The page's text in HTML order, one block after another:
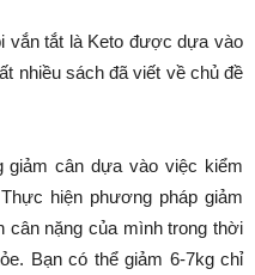
vắn tắt là Keto được dựa vào
nhiều sách đã viết về chủ đề
giảm cân dựa vào việc kiểm
hiện phương pháp giảm
cân nặng của mình trong thời
Bạn có thể giảm 6-7kg chỉ